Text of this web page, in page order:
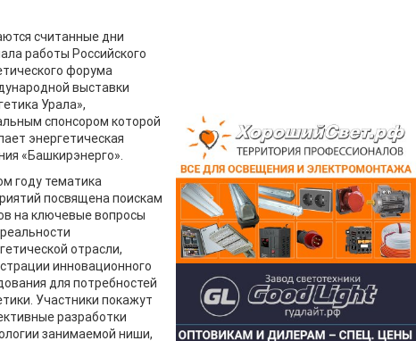
считанные дни
работы Российского
форума
выставки
Урала»,
спонсором которой
энергетическая
«Башкирэнерго».
году тематика
посвящена поискам
на ключевые вопросы
отрасли,
инновационного
для потребностей
Участники покажут
разработки
занимаемой ниши,